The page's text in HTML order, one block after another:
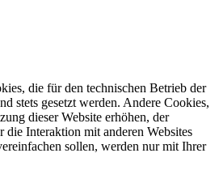
die für den technischen Betrieb der
stets gesetzt werden. Andere Cookies,
dieser Website erhöhen, der
Interaktion mit anderen Websites
sollen, werden nur mit Ihrer